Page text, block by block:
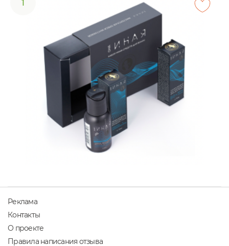
1
Реклама
Контакты
О проекте
Правила написания отзыва